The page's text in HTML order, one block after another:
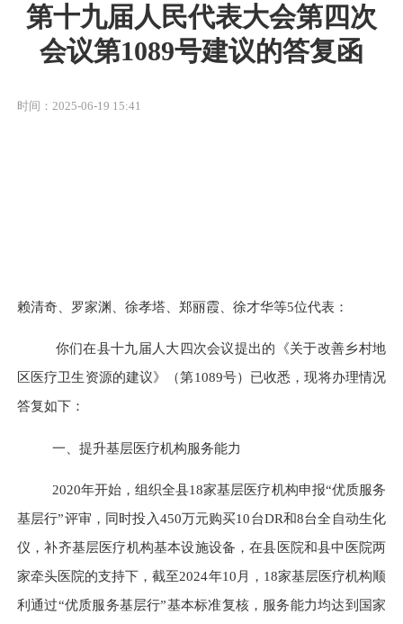
第十九届人民代表大会第四次
会议第1089号建议的答复函
时间：2025-06-19 15:41
赖清奇 罗家渊 徐孝塔 郑丽霞 徐才华等5位代表：
你们在县十九届人大四次会议提出的《关于改善乡村地
区医疗卫生资源的建议》（第1089号）已收悉，现将办理情况
答复如下：
一、提升基层医疗机构服务能力
2020年开始，组织全县18家基层医疗机构申报“优质服务
基层行”评审，同时投入450万元购买10台DR和8台全自动生化
仪，补齐基层医疗机构基本设施设备，在县医院和县中医院两
家牵头医院的支持下，截至2024年10月，18家基层医疗机构顺
利通过“优质服务基层行”基本标准复核，服务能力均达到国家